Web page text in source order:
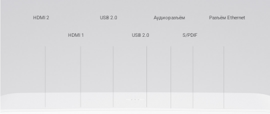
HDMI 2
HDMI 1
USB 2.0
USB 2.0
Аудиоразъём
S/PDIF
Разъём Ethernet